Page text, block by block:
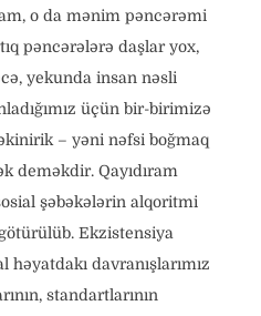
o da mənim pəncərəmi
pəncərələrə daşlar yox,
yekunda insan nəsli
üçün bir-birimizə
– yəni nəfsi boğmaq
deməkdir. Qayıdıram
şəbəkələrin alqoritmi
Ekzistensiya
davranışlarımız
standartlarının